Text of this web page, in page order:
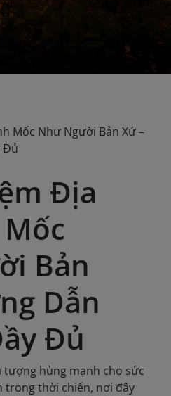
Mốc Như Người Bản Xứ –
Đủ
Địa
Bản
Dẫn
Đủ
tượng hùng mạnh cho sức
trong thời chiến, nơi đây